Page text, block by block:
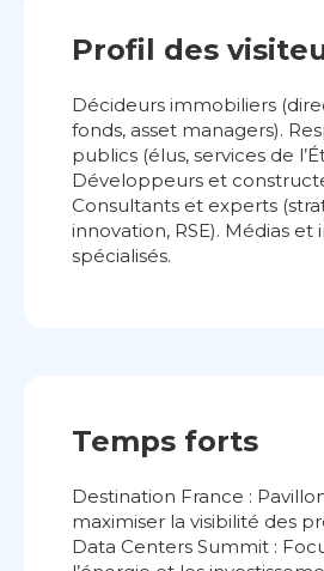
Profil des
Décideurs immobiliers
fonds, asset managers).
publics (élus, services de
Développeurs et
Consultants et experts
innovation, RSE). Médias
spécialisés.
Temps forts
Destination France :
maximiser la visibilité des
Data Centers Summit :